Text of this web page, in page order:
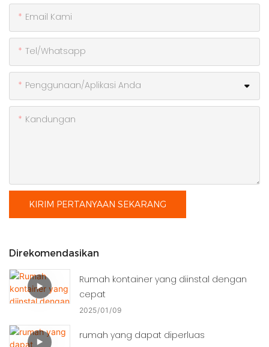
Email Kami
Tel/whatsapp
Penggunaan/Aplikasi Anda
Kandungan
KIRIM PERTANYAAN SEKARANG
Direkomendasikan
Rumah kontainer yang diinstal dengan
cepat
2025 01 09
rumah yang dapat diperluas